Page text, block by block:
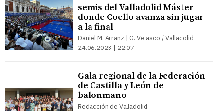
semis del Valladolid Máster
donde Coello avanza sin jugar
a la final
Daniel M. Arranz | G. Velasco / Valladolid
24.06.2023 | 22:07
Gala regional de la Federación
de Castilla y León de
balonmano
Redacción de Valladolid